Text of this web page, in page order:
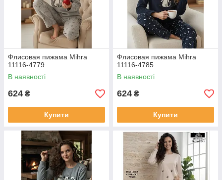
Флисовая пижама Mihra
11116-4779
В наявності
624 ₴
Купити
Флисовая пижама Mihra
11116-4785
В наявності
624 ₴
Купити